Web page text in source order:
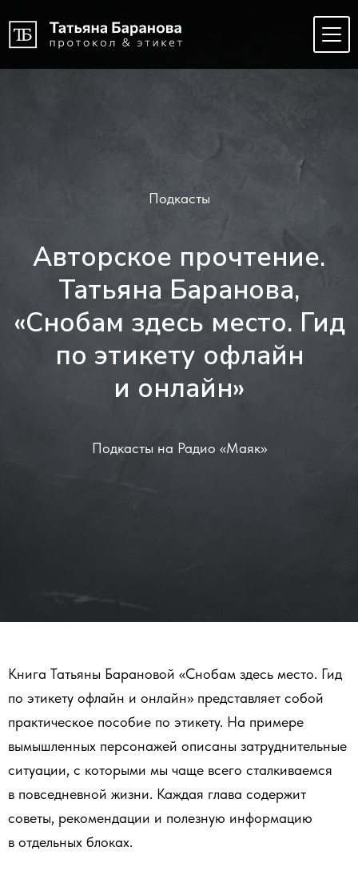
Подкасты
Авторское прочтение.
Татьяна Баранова,
«Снобам здесь место. Гид
по этикету офлайн
и онлайн»
Подкасты на Радио «Маяк»
Книга Татьяны Барановой «Снобам здесь место. Гид
по этикету офлайн и онлайн» представляет собой
практическое пособие по этикету. На примере
вымышленных персонажей описаны затруднительные
ситуации, с которыми мы чаще всего сталкиваемся
в повседневной жизни. Каждая глава содержит
советы, рекомендации и полезную информацию
в отдельных блоках.